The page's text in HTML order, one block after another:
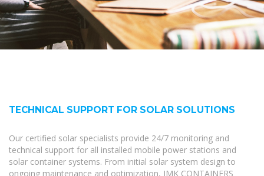
TECHNICAL SUPPORT FOR SOLAR SOLUTIONS
Our certified solar specialists provide 24/7 monitoring and
technical support for all installed mobile power stations and
solar container systems. From initial solar system design to
ongoing maintenance and optimization, IMK CONTAINERS